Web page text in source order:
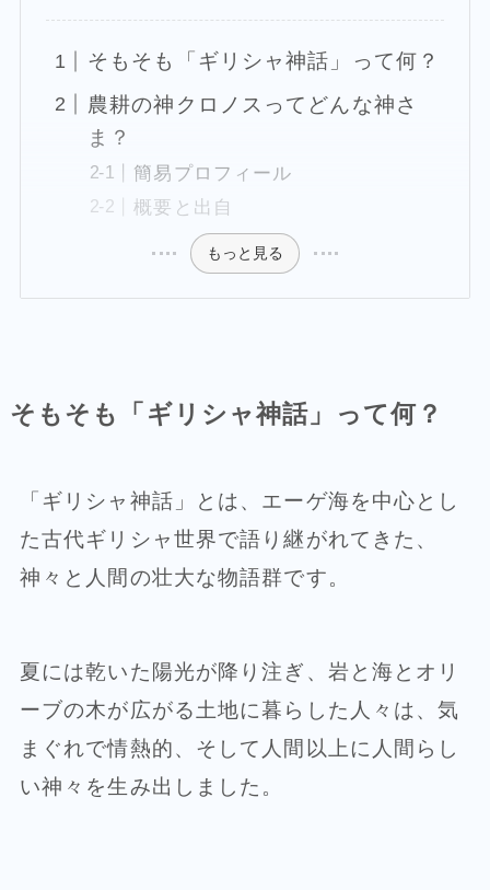
そもそも「ギリシャ神話」って何？
農耕の神クロノスってどんな神さ
ま？
簡易プロフィール
概要と出自
もっと見る
そもそも「ギリシャ神話」って何？
「ギリシャ神話」とは、エーゲ海を中心とし
た古代ギリシャ世界で語り継がれてきた、
神々と人間の壮大な物語群です。
夏には乾いた陽光が降り注ぎ、岩と海とオリ
ーブの木が広がる土地に暮らした人々は、気
まぐれで情熱的、そして人間以上に人間らし
い神々を生み出しました。